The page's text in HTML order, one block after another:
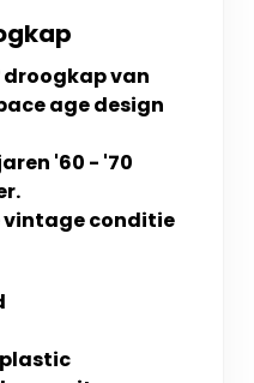
droogkap van
age design
'60 - '70
vintage conditie